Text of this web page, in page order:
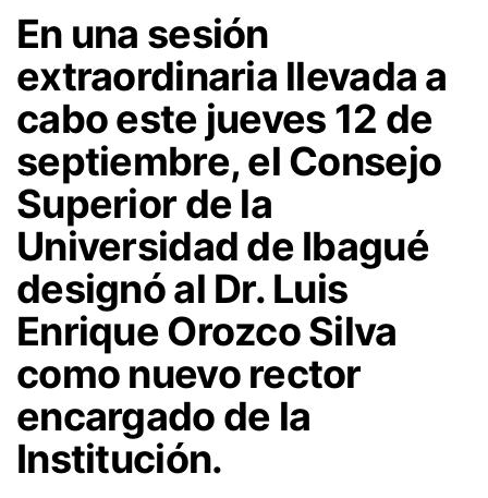
En una sesión
extraordinaria llevada a
cabo este jueves 12 de
septiembre, el Consejo
Superior de la
Universidad de Ibagué
designó al Dr. Luis
Enrique Orozco Silva
como nuevo rector
encargado de la
Institución.